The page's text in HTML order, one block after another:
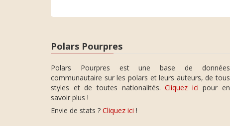
Polars Pourpres
Polars Pourpres est une base de données
communautaire sur les polars et leurs auteurs, de tous
styles et de toutes nationalités.Cliquez ici pour en
savoir plus !
Envie de stats ? Cliquez ici !